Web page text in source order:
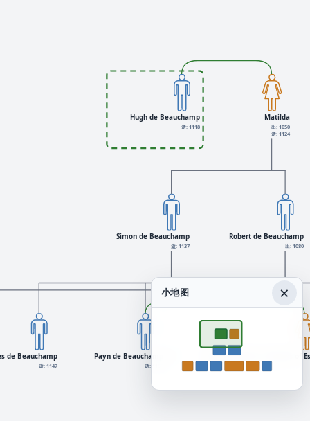
de Beauchamp
逝: 1147
Matilda
出: 1050
逝: 1124
Payn de Beauchamp
逝: 1155
Simon de Beauchamp
逝: 1137
Hugh de Beauchamp
逝: 1118
Robert de Beauchamp
出: 1080
Rohese de Vere, Countess of
小地图 ×